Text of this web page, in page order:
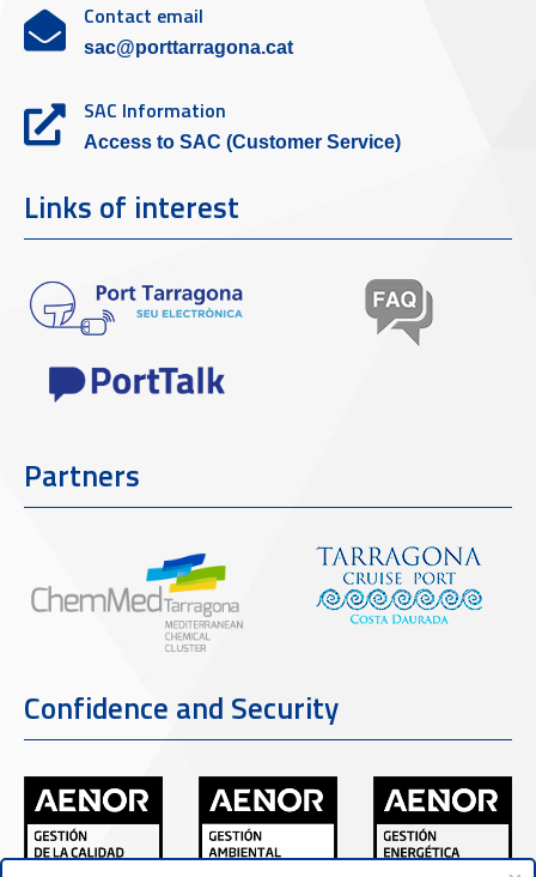
Contact email
sac@porttarragona.cat
SAC Information
Access to SAC (Customer Service)
Links of interest
Partners
Confidence and Security